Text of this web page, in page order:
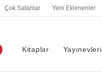
Çok Satanlar Yeni Eklenenler
Kitaplar Yayınevleri